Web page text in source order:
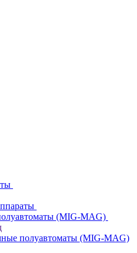
(MIG-MAG)
полуавтоматы (MIG-MAG)